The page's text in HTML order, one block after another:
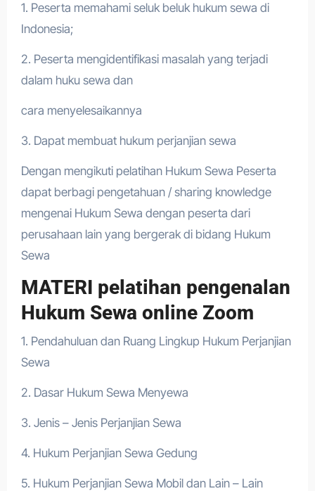
1. Peserta memahami seluk beluk hukum sewa di
Indonesia;
2. Peserta mengidentifikasi masalah yang terjadi
dalam huku sewa dan
cara menyelesaikannya
3. Dapat membuat hukum perjanjian sewa
Dengan mengikuti pelatihan Hukum Sewa Peserta
dapat berbagi pengetahuan / sharing knowledge
mengenai Hukum Sewa dengan peserta dari
perusahaan lain yang bergerak di bidang Hukum
Sewa
MATERI pelatihan pengenalan
Hukum Sewa online Zoom
1. Pendahuluan dan Ruang Lingkup Hukum Perjanjian
Sewa
2. Dasar Hukum Sewa Menyewa
3. Jenis – Jenis Perjanjian Sewa
4. Hukum Perjanjian Sewa Gedung
5. Hukum Perjanjian Sewa Mobil dan Lain – Lain